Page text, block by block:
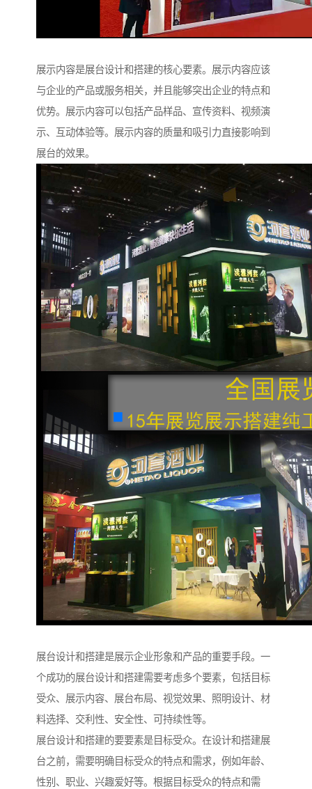
展示内容是展台设计和搭建的核心要素。展示内容应该
与企业的产品或服务相关，并且能够突出企业的特点和
优势。展示内容可以包括产品样品、宣传资料、视频演
示、互动体验等。展示内容的质量和吸引力直接影响到
展台的效果。
展台设计和搭建是展示企业形象和产品的重要手段。一
个成功的展台设计和搭建需要考虑多个要素，包括目标
受众、展示内容、展台布局、视觉效果、照明设计、材
料选择、交利性、安全性、可持续性等。
展台设计和搭建的要要素是目标受众。在设计和搭建展
台之前，需要明确目标受众的特点和需求，例如年龄、
性别、职业、兴趣爱好等。根据目标受众的特点和需